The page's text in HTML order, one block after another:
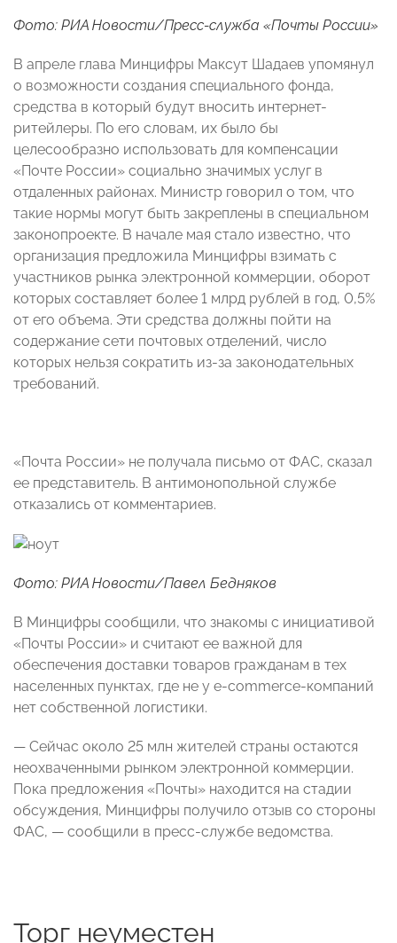
Фото: РИА Новости/Пресс-служба «Почты России»
В апреле глава Минцифры Максут Шадаев упомянул
о возможности создания специального фонда,
средства в который будут вносить интернет-
ритейлеры. По его словам, их было бы
целесообразно использовать для компенсации
«Почте России» социально значимых услуг в
отдаленных районах. Министр говорил о том, что
такие нормы могут быть закреплены в специальном
законопроекте. В начале мая стало известно, что
организация предложила Минцифры взимать с
участников рынка электронной коммерции, оборот
которых составляет более 1 млрд рублей в год, 0,5%
от его объема. Эти средства должны пойти на
содержание сети почтовых отделений, число
которых нельзя сократить из-за законодательных
требований.
«Почта России» не получала письмо от ФАС, сказал
ее представитель. В антимонопольной службе
отказались от комментариев.
Фото: РИА Новости/Павел Бедняков
В Минцифры сообщили, что знакомы с инициативой
«Почты России» и считают ее важной для
обеспечения доставки товаров гражданам в тех
населенных пунктах, где не у e-commerce-компаний
нет собственной логистики.
— Сейчас около 25 млн жителей страны остаются
неохваченными рынком электронной коммерции.
Пока предложения «Почты» находится на стадии
обсуждения, Минцифры получило отзыв со стороны
ФАС, — сообщили в пресс-службе ведомства.
Торг неуместен